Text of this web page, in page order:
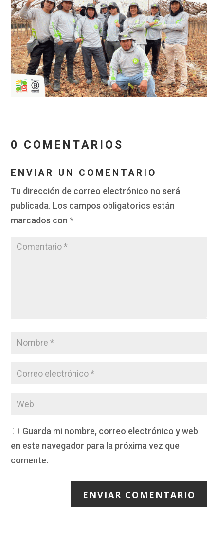
0 COMENTARIOS
ENVIAR UN COMENTARIO
Tu dirección de correo electrónico no será
publicada. Los campos obligatorios están
marcados con *
Guarda mi nombre, correo electrónico y web
en este navegador para la próxima vez que
comente.
ENVIAR COMENTARIO